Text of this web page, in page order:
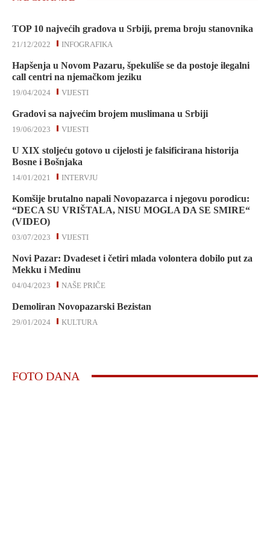
TOP 10 najvećih gradova u Srbiji, prema broju stanovnika
INFOGRAFIKA
21/12/2022
Hapšenja u Novom Pazaru, špekuliše se da postoje ilegalni
call centri na njemačkom jeziku
VIJESTI
19/04/2024
Gradovi sa najvećim brojem muslimana u Srbiji
VIJESTI
19/06/2023
U XIX stoljeću gotovo u cijelosti je falsificirana historija
Bosne i Bošnjaka
INTERVJU
14/01/2021
Komšije brutalno napali Novopazarca i njegovu porodicu:
“DECA SU VRIŠTALA, NISU MOGLA DA SE SMIRE“
(VIDEO)
VIJESTI
03/07/2023
Novi Pazar: Dvadeset i četiri mlada volontera dobilo put za
Mekku i Medinu
NAŠE PRIČE
04/04/2023
Demoliran Novopazarski Bezistan
KULTURA
29/01/2024
FOTO DANA